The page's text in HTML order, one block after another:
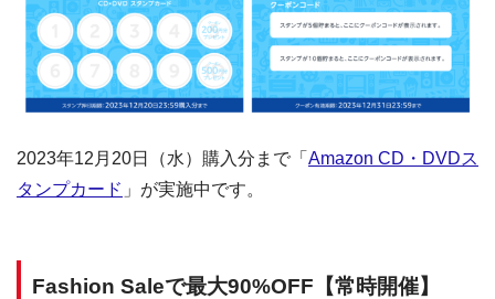
2023年12月20日（水）購入分まで「 Amazon CD・DVDス
タンプカード 」が実施中です。
Fashion Saleで最大90%OFF【常時開催】